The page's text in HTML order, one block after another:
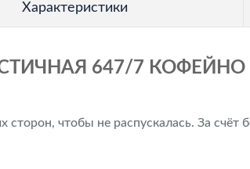
Характеристики
647/7 КОФЕЙНО
сторон, чтобы не распускалась. За